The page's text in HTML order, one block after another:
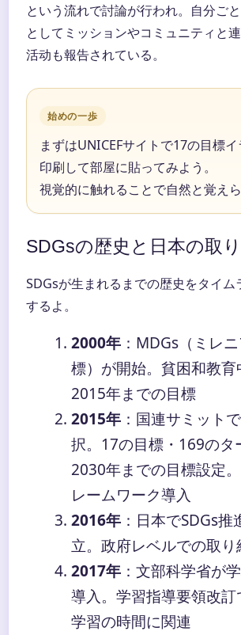
という流れで討論が行われ。自分ごと
としてミッションやコミュニティと
活动も報告されている。
始めの一歩
まずはUNICEFサイトで17の目標
印刷して部屋に貼ってみよう。
視覚的に触れることで自然と覚えら
SDGsの歴史と日本の取
SDGsが生まれるまでの歴史をタイム
するよ。
2000年 ：MDGs（ミレ
標）が開始。貧困和教育
2015年までの目標
2015年 ：国連サミット
択。17の目標・169のタ
2030年までの目標設定
レームワーク導入
2016年 ：日本でSDGs推
立。政府レベルでの取
2017年 ：文部科学省が
導入。学習指導要領改訂
学習の時間に関連